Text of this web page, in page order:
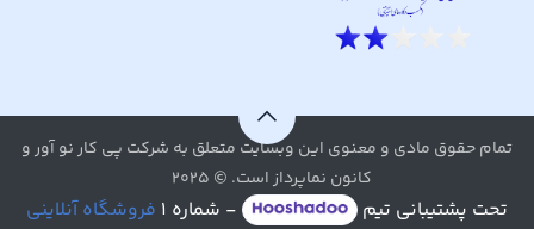
تمام حقوق مادی و معنوی این وبسایت متعلق به شرکت پی کار نو آور و
کانون نماپرداز است. © ۲۰۲۵
تحت پشتیبانی تیم - شماره ۱ فروشگاه آنلاینی